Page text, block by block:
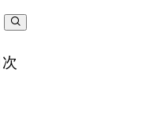
次